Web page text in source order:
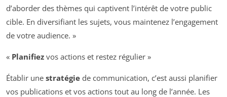
d’aborder des thèmes qui captivent l’intérêt de votre public
cible. En diversifiant les sujets, vous maintenez l’engagement
de votre audience. »
« Planifiez vos actions et restez régulier »
Établir une stratégie de communication, c’est aussi planifier
vos publications et vos actions tout au long de l’année. Les